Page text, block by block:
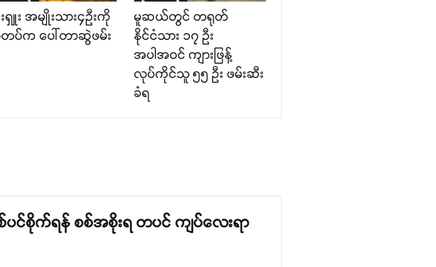
ရှူး အမျိုးသား၄ဉီးကို
တပ်က ပေါ်တာဆွဲဖမ်း
မူဆယ်တွင် တရုတ်
နိုင်ငံသား ၁၇ ဦး
အပါအဝင် ကျားဖြန့်
လုပ်ကိုင်သူ ၅၅ ဦး ဖမ်းဆီး
ခံရ
င်စိုက်ရန် စစ်အစိုးရ တပင် ကျပ်လေးရာ